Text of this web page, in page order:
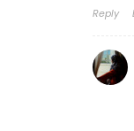
Reply